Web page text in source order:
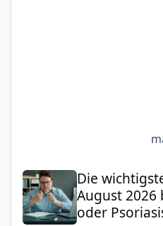
Die wichtigsten Online-
Die
August 2026
oder